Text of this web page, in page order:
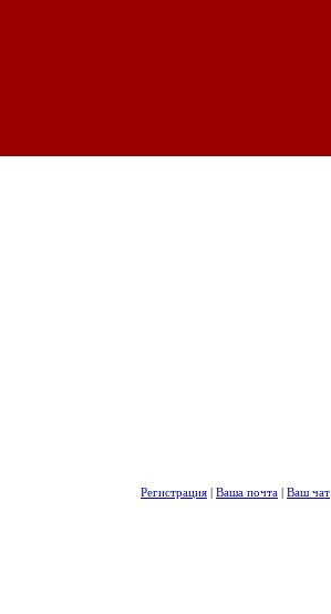
Регистрация | Ваша почта | Ваш чат